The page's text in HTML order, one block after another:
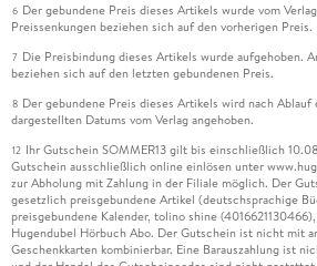
6 Der gebundene Preis dieses Artikels wurde vom
Preissenkungen beziehen sich auf den vorherigen Preis.
7 Die Preisbindung dieses Artikels wurde aufgehoben.
beziehen sich auf den letzten gebundenen Preis.
8 Der gebundene Preis dieses Artikels wird nach
dargestellten Datums vom Verlag angehoben.
12 Ihr Gutschein SOMMER13 gilt bis einschließlich
Gutschein ausschließlich online einlösen unter
zur Abholung mit Zahlung in der Filiale möglich. Der
gesetzlich preisgebundene Artikel (deutschsprachige
preisgebundene Kalender, tolino shine
Hugendubel Hörbuch Abo. Der Gutschein ist nicht mit
Geschenkkarten kombinierbar. Eine Barauszahlung ist